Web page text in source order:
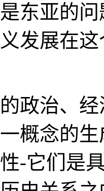
东亚的
发展在
政治、
概念的
-它们是